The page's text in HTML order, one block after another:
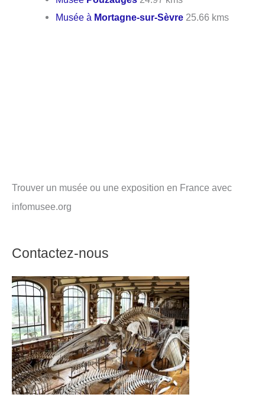
Musée à Mortagne-sur-Sèvre 25.66 kms
Trouver un musée ou une exposition en France avec
infomusee.org
Contactez-nous